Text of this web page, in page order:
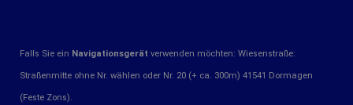
Falls Sie ein Navigationsgerät verwenden möchten: Wiesenstraße:
Straßenmitte ohne Nr. wählen oder Nr. 20 (+ ca. 300m) 41541 Dormagen
(Feste Zons).